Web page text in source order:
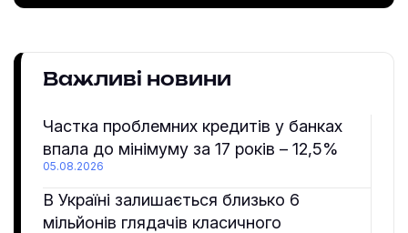
Важливі новини
Частка проблемних кредитів у банках
впала до мінімуму за 17 років – 12,5%
05.08.2026
В Україні залишається близько 6
мільйонів глядачів класичного